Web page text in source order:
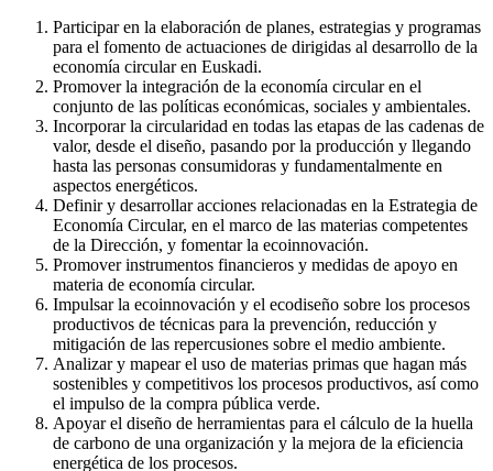
Participar en la elaboración de planes, estrategias y programas
para el fomento de actuaciones de dirigidas al desarrollo de la
economía circular en Euskadi.
Promover la integración de la economía circular en el
conjunto de las políticas económicas, sociales y ambientales.
Incorporar la circularidad en todas las etapas de las cadenas de
valor, desde el diseño, pasando por la producción y llegando
hasta las personas consumidoras y fundamentalmente en
aspectos energéticos.
Definir y desarrollar acciones relacionadas en la Estrategia de
Economía Circular, en el marco de las materias competentes
de la Dirección, y fomentar la ecoinnovación.
Promover instrumentos financieros y medidas de apoyo en
materia de economía circular.
Impulsar la ecoinnovación y el ecodiseño sobre los procesos
productivos de técnicas para la prevención, reducción y
mitigación de las repercusiones sobre el medio ambiente.
Analizar y mapear el uso de materias primas que hagan más
sostenibles y competitivos los procesos productivos, así como
el impulso de la compra pública verde.
Apoyar el diseño de herramientas para el cálculo de la huella
de carbono de una organización y la mejora de la eficiencia
energética de los procesos.